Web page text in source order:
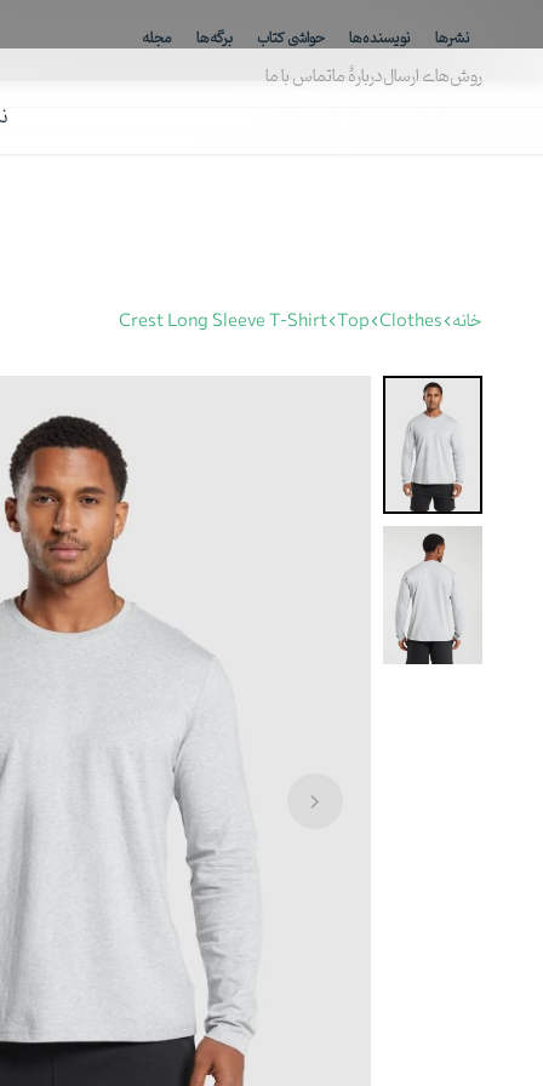
روش‌های ارسالدربارهٔ ماتماس با ما
نشرها نویسنده‌ها حواشی کتاب برگه‌ها مجله
خانه Clothes
Top
Crest Long Sleeve T-Shirt